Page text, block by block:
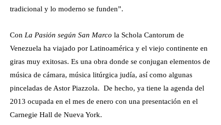
tradicional y lo moderno se funden”.
Con La Pasión según San Marco la Schola Cantorum de
Venezuela ha viajado por Latinoamérica y el viejo continente en
giras muy exitosas. Es una obra donde se conjugan elementos de
música de cámara, música litúrgica judía, así como algunas
pinceladas de Astor Piazzola. De hecho, ya tiene la agenda del
2013 ocupada en el mes de enero con una presentación en el
Carnegie Hall de Nueva York.